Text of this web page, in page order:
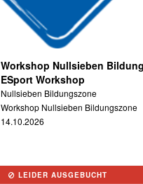
Workshop Nullsieben
ESport Workshop
Nullsieben Bildungszone
Workshop Nullsieben Bildungszone
14.10.2026
LEIDER AUSGEBUCHT